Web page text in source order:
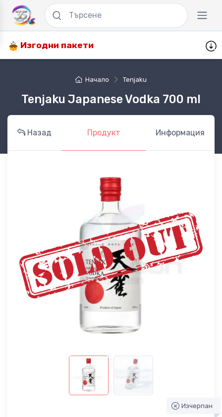
Изгодни пакети
Начало Tenjaku
Tenjaku Japanese Vodka 700 ml
Назад Продукт Информация
Изчерпан